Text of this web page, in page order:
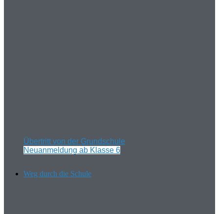
Übertritt von der Grundschule
Neuanmeldung ab Klasse 6
Weg durch die Schule